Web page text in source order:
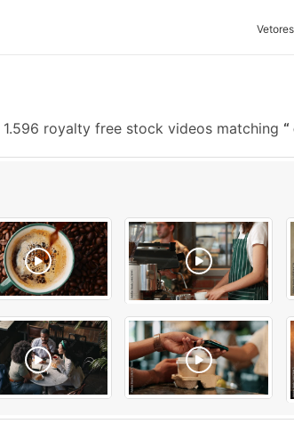
Vetores
1.596 royalty free stock videos matching